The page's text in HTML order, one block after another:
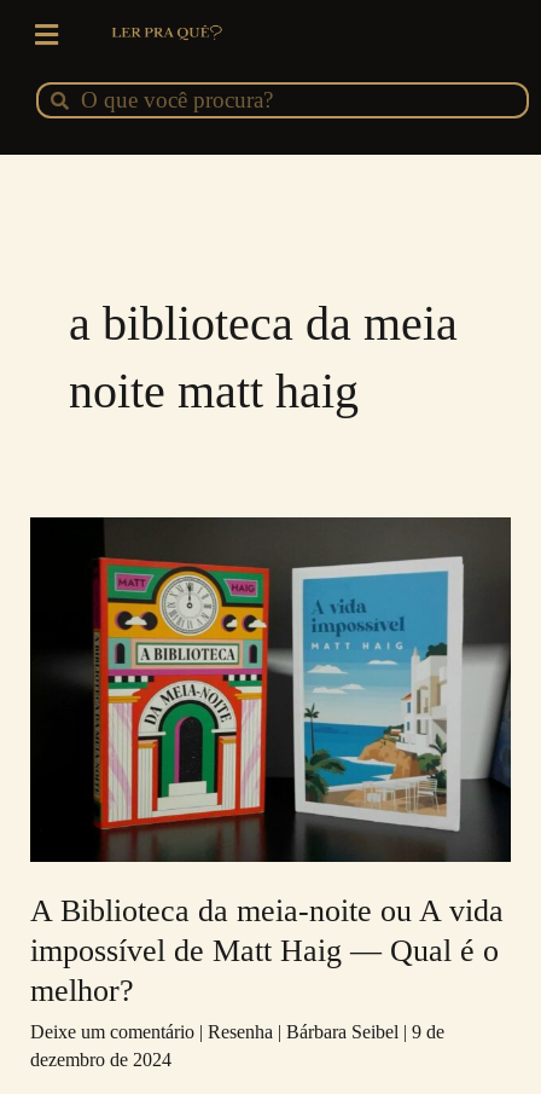
conteúdo
Pesquisar
Pesquisar
a biblioteca da meia
noite matt haig
A Biblioteca da meia-noite ou A vida
impossível de Matt Haig — Qual é o
melhor?
Deixe um comentário | Resenha | Bárbara Seibel | 9 de
dezembro de 2024
Biblioteca
Haig
—
Qual
é
o